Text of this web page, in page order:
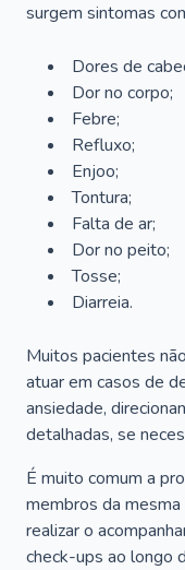
surgem sintomas
Dores de
Dor no corpo;
Febre;
Refluxo;
Enjoo;
Tontura;
Falta de ar;
Dor no peito;
Tosse;
Diarreia.
Muitos pacientes
atuar em casos de
ansiedade,
detalhadas, se
É muito comum a
membros da
realizar o
check-ups ao longo